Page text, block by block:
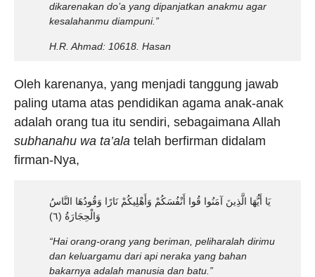
dikarenakan do’a yang dipanjatkan anakmu agar
kesalahanmu diampuni.”
H.R. Ahmad: 10618. Hasan
Oleh karenanya, yang menjadi tanggung jawab
paling utama atas pendidikan agama anak-anak
adalah orang tua itu sendiri, sebagaimana Allah
subhanahu wa ta’ala telah berfirman didalam
firman-Nya,
يَا أَيُّهَا الَّذِينَ آمَنُوا قُوا أَنْفُسَكُمْ وَأَهْلِيكُمْ نَارًا وَقُودُهَا النَّاسُ
وَالْحِجَارَةُ (٦)
“Hai orang-orang yang beriman, peliharalah dirimu
dan keluargamu dari api neraka yang bahan
bakarnya adalah manusia dan batu.”